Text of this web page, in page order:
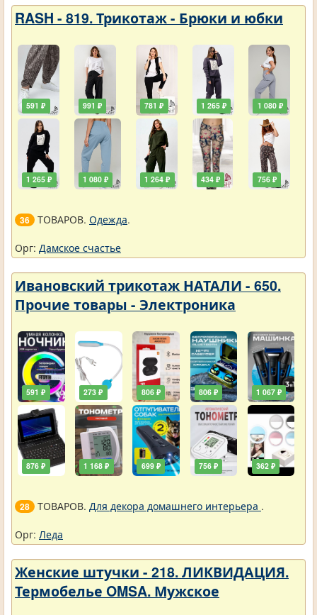
RASH - 819. Трикотаж - Брюки и юбки
591 ₽
1 265 ₽
991 ₽
1 080 ₽
781 ₽
1 264 ₽
1 265 ₽
434 ₽
1 080 ₽
756 ₽
36 ТОВАРОВ. Одежда.
Орг: Дамское счастье
Ивановский трикотаж НАТАЛИ - 650.
Прочие товары - Электроника
591 ₽
876 ₽
273 ₽
1 168 ₽
806 ₽
699 ₽
806 ₽
756 ₽
1 067 ₽
362 ₽
28 ТОВАРОВ. Для декора домашнего интерьера .
Орг: Леда
Женские штучки - 218. ЛИКВИДАЦИЯ.
Термобелье OMSA. Мужское